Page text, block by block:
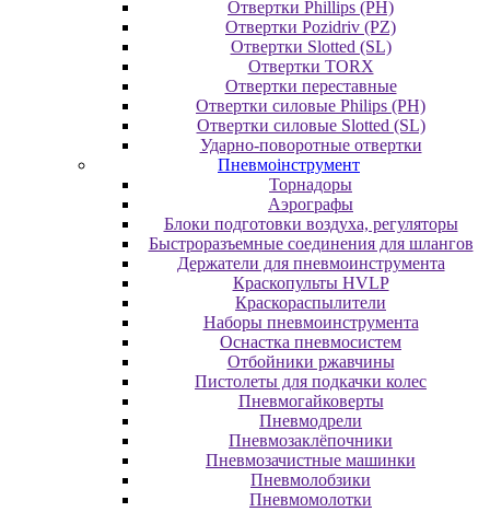
Отвертки Phillips (PH)
Отвертки Pozidriv (PZ)
Отвертки Slotted (SL)
Отвертки TORX
Отвертки переставные
Отвертки силовые Philips (PH)
Отвертки силовые Slotted (SL)
Ударно-поворотные отвертки
Пневмоінструмент
Topнaдopы
Аэрографы
Блоки подготовки воздуха, регуляторы
Быстроразъемные соединения для шлангов
Держатели для пневмоинструмента
Краскопульты HVLP
Краскораспылители
Наборы пневмоинструмента
Оснастка пневмосистем
Отбойники ржавчины
Пистолеты для подкачки колес
Пневмогайковерты
Пневмодрели
Пневмозаклёпочники
Пневмозачистные машинки
Пневмолобзики
Пневмомолотки